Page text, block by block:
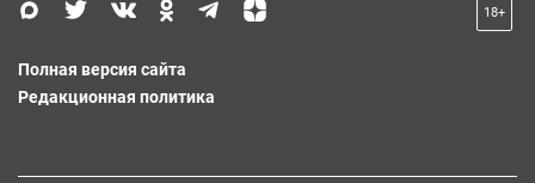
18+
Полная версия сайта
Редакционная политика